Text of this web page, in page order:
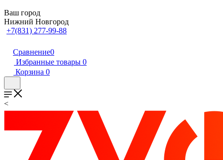
Ваш город
Нижний Новгород
+7(831) 277-99-88
Сравнение0
Избранные товары 0
Корзина 0
<